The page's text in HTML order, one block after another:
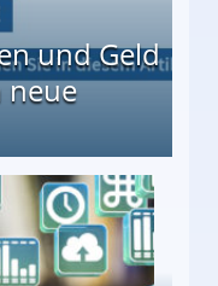
und Geld
neue